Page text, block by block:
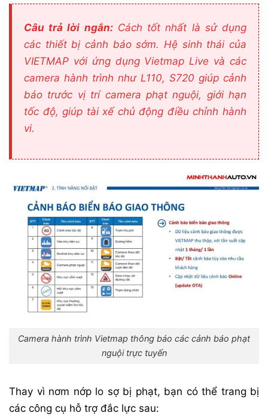
Câu trả lời ngắn:Cách tốt nhất là sử dụng
các thiết bị cảnh báo sớm. Hệ sinh thái của
VIETMAP với ứng dụng Vietmap Live và các
camera hành trình như L110, S720 giúp cảnh
báo trước vị trí camera phạt nguội, giới hạn
tốc độ, giúp tài xế chủ động điều chỉnh hành
vi.
Camera hành trình Vietmap thông báo các cảnh báo phạt
nguội trực tuyến
Thay vì nơm nớp lo sợ bị phạt, bạn có thể trang bị
các công cụ hỗ trợ đắc lực sau: